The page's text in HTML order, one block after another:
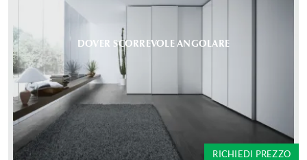
DOVER SCORREVOLE ANGOLARE
RICHIEDI PREZZO